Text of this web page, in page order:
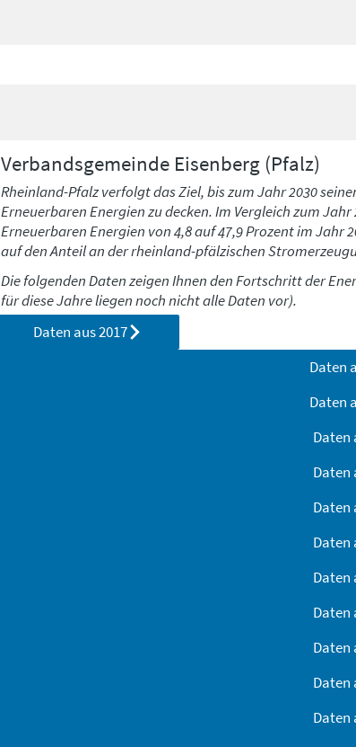
Verbandsgemeinde Eisenberg (Pfalz)
Rheinland-Pfalz verfolgt das Ziel, bis zum Jahr 2030
Erneuerbaren Energien zu decken. Im Vergleich zum
Erneuerbaren Energien von 4,8 auf 47,9 Prozent im Jahr
auf den Anteil an der rheinland-pfälzischen
Die folgenden Daten zeigen Ihnen den Fortschritt der
für diese Jahre liegen noch nicht alle Daten vor).
Daten aus2017
Daten
Daten
Daten
Daten
Daten
Daten
Daten
Daten
Daten
Daten
Daten